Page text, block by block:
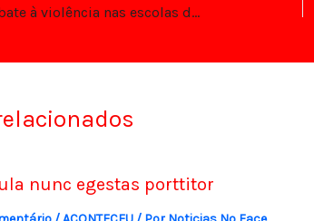
Projetos de combate à violência nas escolas de Natal são aprovados
nunc egestas porttitor